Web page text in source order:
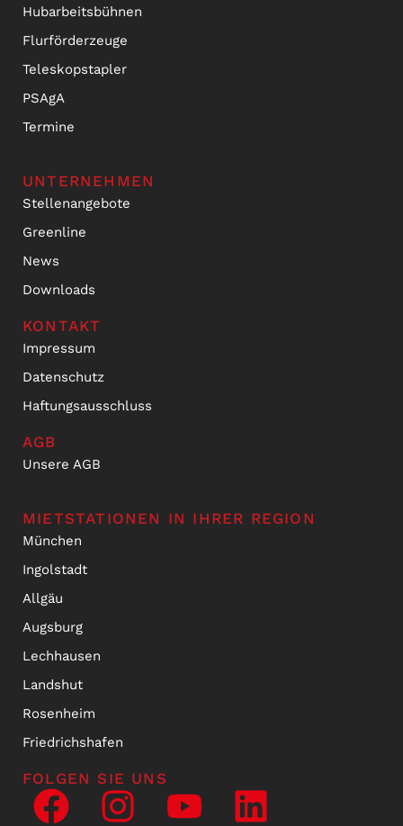
Hubarbeitsbühnen
Flurförderzeuge
Teleskopstapler
PSAgA
Termine
UNTERNEHMEN
Stellenangebote
Greenline
News
Downloads
KONTAKT
Impressum
Datenschutz
Haftungsausschluss
AGB
Unsere AGB
MIETSTATIONEN IN IHRER REGION
München
Ingolstadt
Allgäu
Augsburg
Lechhausen
Landshut
Rosenheim
Friedrichshafen
FOLGEN SIE UNS